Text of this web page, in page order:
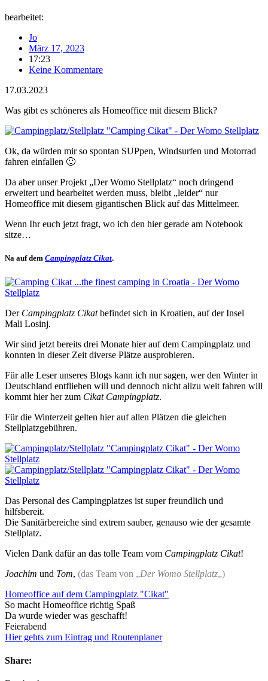
bearbeitet:
Jo
März 17, 2023
17:23
Keine Kommentare
17.03.2023
Was gibt es schöneres als Homeoffice mit diesem Blick?
Ok, da würden mir so spontan SUPpen, Windsurfen und Motorrad
fahren einfallen 🙂
Da aber unser Projekt „Der Womo Stellplatz“ noch dringend
erweitert und bearbeitet werden muss, bleibt „leider“ nur
Homeoffice mit diesem gigantischen Blick auf das Mittelmeer.
Wenn Ihr euch jetzt fragt, wo ich den hier gerade am Notebook
sitze…
Na auf dem Campingplatz Cikat.
Der Campingplatz Cikatbefindet sich in Kroatien, auf der Insel
Mali Losinj.
Wir sind jetzt bereits drei Monate hier auf dem Campingplatz und
konnten in dieser Zeit diverse Plätze ausprobieren.
Für alle Leser unseres Blogs kann ich nur sagen, wer den Winter in
Deutschland entfliehen will und dennoch nicht allzu weit fahren will
kommt hier her zum Cikat Campingplatz.
Für die Winterzeit gelten hier auf allen Plätzen die gleichen
Stellplatzgebühren.
Das Personal des Campingplatzes ist super freundlich und
hilfsbereit.
Die Sanitärbereiche sind extrem sauber, genauso wie der gesamte
Stellplatz.
Vielen Dank dafür an das tolle Team vom Campingplatz Cikat!
Joachim und Tom, (das Team von „Der Womo Stellplatz„)
Homeoffice auf dem Campingplatz "Cikat"
So macht Homeoffice richtig Spaß
Da wurde wieder was geschafft!
Feierabend
Hier gehts zum Eintrag und Routenplaner
Share: